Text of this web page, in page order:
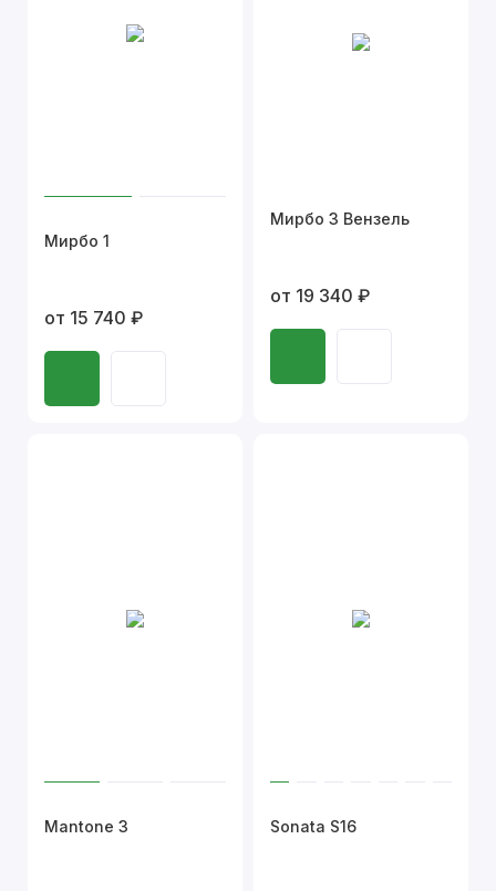
Мирбо 1
от 15 740 ₽
Мирбо 3 Вензель
от 19 340 ₽
Mantone 3 Sonata S16